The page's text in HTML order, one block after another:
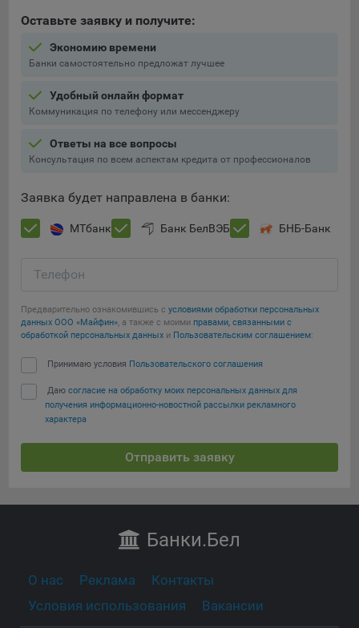
Оставьте заявку и получите:
Экономию времени
Банки самостоятельно предложат лучшее
Удобный онлайн формат
Коммуникация по телефону или мессенджеру
Ответы на все вопросы
Консультация по всем аспектам кредита от профессионалов
Заявка будет направлена в банки:
МТбанк Банк БелВЭБ БНБ-Банк
Телефон
Предварительно ознакомившись с условиями обработки персональных
данных ООО «Майфин», а также с моими правами, связанными с
обработкой персональных данных и Пользовательским соглашением:
Принимаю условия Пользовательского соглашения
Даю согласие на обработку моих персональных данных для
получения информационно-новостной рассылки рекламного
характера
Отправить заявку
Банки.Бел
О нас Реклама
Контакты
Условия использования
Вакансии